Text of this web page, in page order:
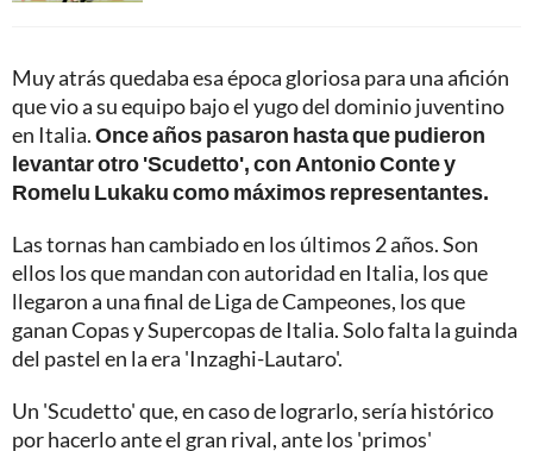
Muy atrás quedaba esa época gloriosa para una afición
que vio a su equipo bajo el yugo del dominio juventino
en Italia.Once años pasaron hasta que pudieron
levantar otro 'Scudetto', con Antonio Conte y
Romelu Lukaku como máximos representantes.
Las tornas han cambiado en los últimos 2 años. Son
ellos los que mandan con autoridad en Italia, los que
llegaron a una final de Liga de Campeones, los que
ganan Copas y Supercopas de Italia. Solo falta la guinda
del pastel en la era 'Inzaghi-Lautaro'.
Un 'Scudetto' que, en caso de lograrlo, sería histórico
por hacerlo ante el gran rival, ante los 'primos'